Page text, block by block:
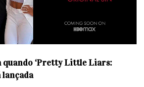
quando ‘Pretty Little Liars: